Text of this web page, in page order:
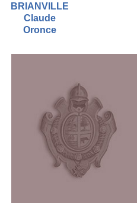
BRIANVILLE
Claude
Oronce